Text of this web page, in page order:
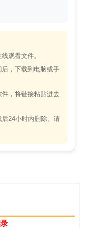
观看文件。
，下载到电脑或手
，将链接粘贴进去
24小时内删除。请